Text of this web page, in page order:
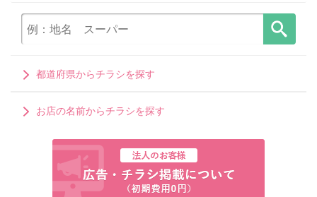
都道府県からチラシを探す
お店の名前からチラシを探す